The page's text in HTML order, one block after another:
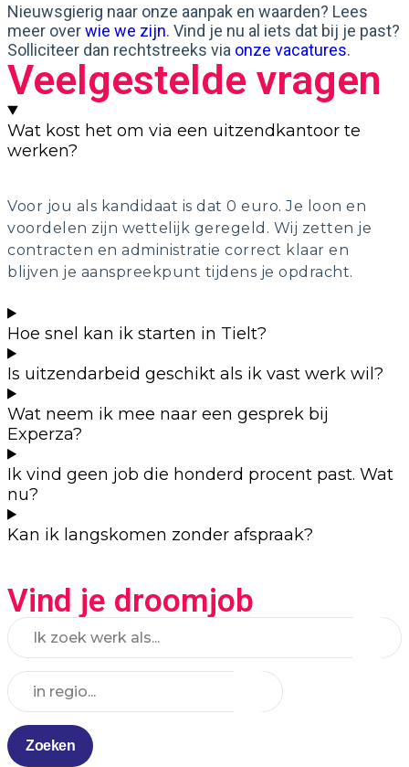
Nieuwsgierig naar onze aanpak en waarden? Lees
meer overwie we zijn. Vind je nu al iets dat bij je past?
Solliciteer dan rechtstreeks via onze vacatures.
Veelgestelde vragen
Wat kost het om via een uitzendkantoor te
werken?
Voor jou als kandidaat is dat 0 euro. Je loon en
voordelen zijn wettelijk geregeld. Wij zetten je
contracten en administratie correct klaar en
blijven je aanspreekpunt tijdens je opdracht.
Hoe snel kan ik starten in Tielt?
Is uitzendarbeid geschikt als ik vast werk wil?
Wat neem ik mee naar een gesprek bij
Experza?
Ik vind geen job die honderd procent past. Wat
nu?
Kan ik langskomen zonder afspraak?
Vind je droomjob
Zoeken